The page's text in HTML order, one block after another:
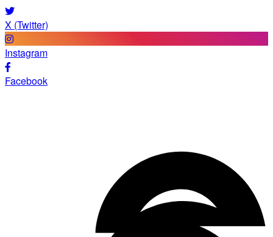
X (Twitter)
Instagram
Facebook